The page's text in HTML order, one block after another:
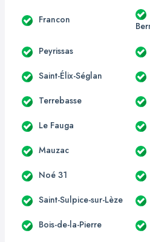
Francon
Peyrissas
Saint-Élix-Séglan
Terrebasse
Le Fauga
Mauzac
Noé 31
Saint-Sulpice-sur-Lèze
Bois-de-la-Pierre